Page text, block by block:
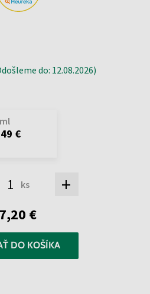
do: 12.08.2026)
ks +
€
7,20 €
DO KOŠÍKA